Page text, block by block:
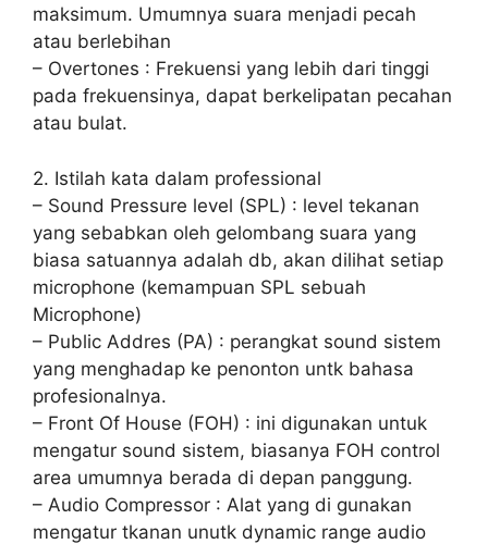
maksimum. Umumnya suara menjadi pecah
atau berlebihan
– Overtones : Frekuensi yang lebih dari tinggi
pada frekuensinya, dapat berkelipatan pecahan
atau bulat.
2. Istilah kata dalam professional
– Sound Pressure level (SPL) : level tekanan
yang sebabkan oleh gelombang suara yang
biasa satuannya adalah db, akan dilihat setiap
microphone (kemampuan SPL sebuah
Microphone)
– Public Addres (PA) : perangkat sound sistem
yang menghadap ke penonton untk bahasa
profesionalnya.
– Front Of House (FOH) : ini digunakan untuk
mengatur sound sistem, biasanya FOH control
area umumnya berada di depan panggung.
– Audio Compressor : Alat yang di gunakan
mengatur tkanan unutk dynamic range audio